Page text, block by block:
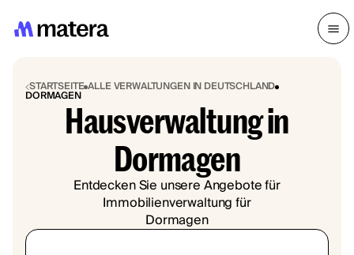
STARTSEITE ALLE VERWALTUNGEN IN DEUTSCHLAND
DORMAGEN
Hausverwaltung in
Dormagen
Entdecken Sie unsere Angebote für
Immobilienverwaltung für
Dormagen